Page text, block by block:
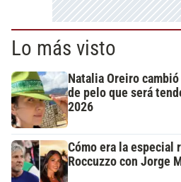
Lo más visto
Natalia Oreiro
de pelo que será
2026
Cómo era la especial
Roccuzzo con Jorge